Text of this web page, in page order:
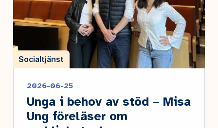
Socialtjänst
2026-06-25
Unga i behov av stöd – Misa
Ung föreläser om